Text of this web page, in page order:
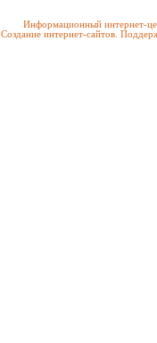
Информационный интернет-
Создание интернет-сайтов.